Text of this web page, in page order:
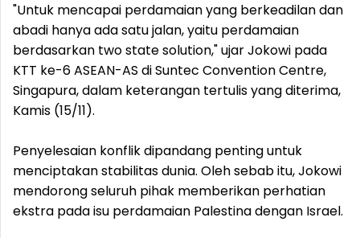
"Untuk mencapai perdamaian yang berkeadilan dan
abadi hanya ada satu jalan, yaitu perdamaian
berdasarkan two state solution," ujar Jokowi pada
KTT ke-6 ASEAN-AS di Suntec Convention Centre,
Singapura, dalam keterangan tertulis yang diterima,
Kamis (15/11).
Penyelesaian konflik dipandang penting untuk
menciptakan stabilitas dunia. Oleh sebab itu, Jokowi
mendorong seluruh pihak memberikan perhatian
ekstra pada isu perdamaian Palestina dengan Israel.